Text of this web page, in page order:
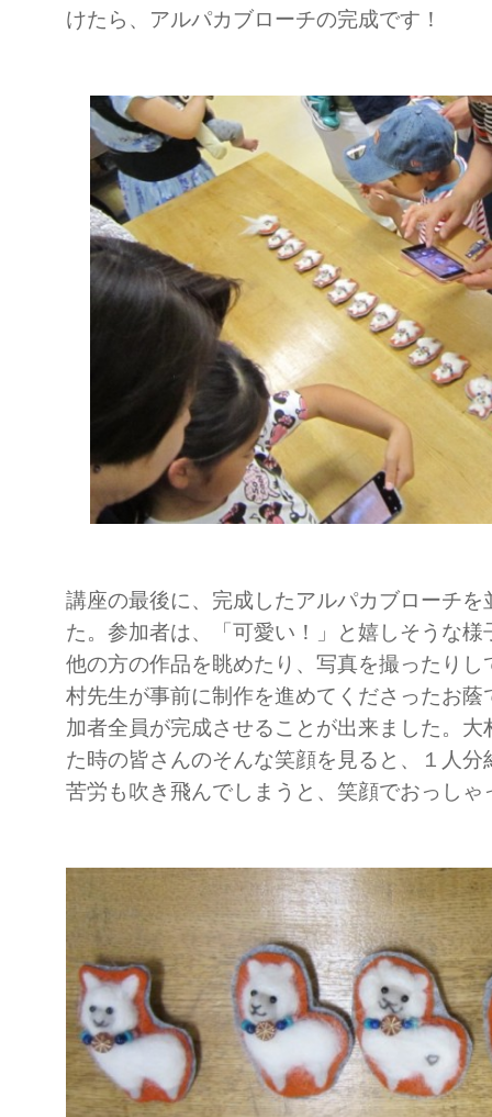
けたら、アルパカブローチの完成です！
講座の最後に、完成したアルパカブローチ
た。参加者は、「可愛い！」と嬉しそうな
他の方の作品を眺めたり、写真を撮ったり
村先生が事前に制作を進めてくださったお
加者全員が完成させることが出来ました。
た時の皆さんのそんな笑顔を見ると、１人
苦労も吹き飛んでしまうと、笑顔でおっしゃ